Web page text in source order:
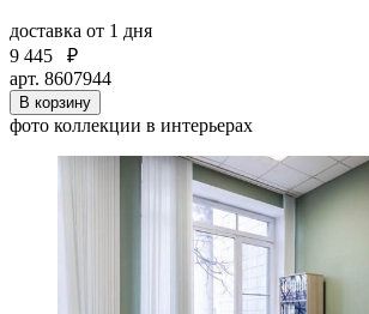
доставка от 1 дня
9 445
₽
арт. 8607944
В корзину
фото коллекции в интерьерах